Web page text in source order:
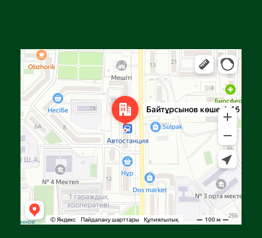
Яндекс Карталар — көлік, навигация, орындарды іздеу